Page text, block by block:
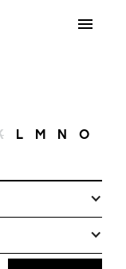
L M N O